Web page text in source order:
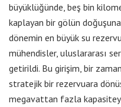
büyüklüğünde, beş bin
kaplayan bir gölün
dönemin en büyük su
mühendisler, uluslararası
getirildi. Bu girişim, bir
stratejik bir rezervuara
megavattan fazla